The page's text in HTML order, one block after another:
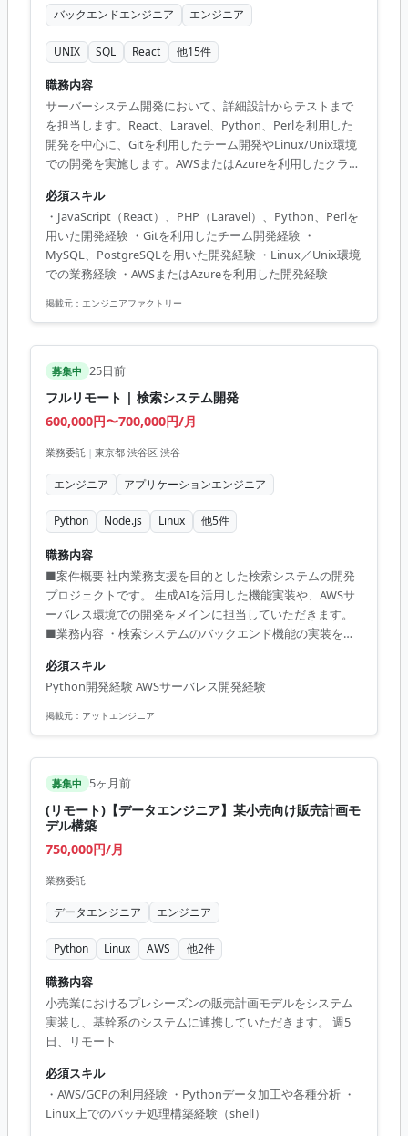
バックエンドエンジニア エンジニア
UNIX SQL React 他15件
職務内容
サーバーシステム開発において、詳細設計からテストまで
を担当します。React、Laravel、Python、Perlを利用した
開発を中心に、Gitを利用したチーム開発やLinux/Unix環境
での開発を実施します。AWSまたはAzureを利用したクラウ
言語：JavaScript、PHP、Python、Perl、Node.js ・フレー
ムワーク：React、Laravel ・インフラ：AWS、Azure ・デ
ータベース：MySQL、PostgreSQL、DynamoDB ・OS：
Linux、Unix ・構成管理：Ansible ・バージョン管理：Git
必須スキル
・JavaScript（React）、PHP（Laravel）、Python、Perlを
用いた開発経験 ・Gitを利用したチーム開発経験 ・
MySQL、PostgreSQLを用いた開発経験 ・Linux／Unix環境
での業務経験 ・AWSまたはAzureを利用した開発経験
掲載元： エンジニアファクトリー
募集中 25日前
フルリモート | 検索システム開発
600,000円〜700,000円/月
業務委託 | 東京都 渋谷区 渋谷
エンジニア アプリケーションエンジニア
Python Node.js Linux 他5件
職務内容
■案件概要 社内業務支援を目的とした検索システムの開発
プロジェクトです。 生成AIを活用した機能実装や、AWSサ
ーバレス環境での開発をメインに担当していただきます。
■業務内容 ・検索システムのバックエンド機能の実装を行
ます。 ・AWS環境におけるクラウド構築および運用を担当
します。 ・フロントエンドとの連携を含めた機能開発を行
います。 ■開発環境 Python, AWS(Lambda, API Gateway,
必須スキル
Python開発経験 AWSサーバレス開発経験
掲載元： アットエンジニア
募集中 5ヶ月前
(リモート)【データエンジニア】某小売向け販売計画モ
デル構築
750,000円/月
業務委託
データエンジニア エンジニア
Python Linux AWS 他2件
職務内容
小売業におけるプレシーズンの販売計画モデルをシステム
実装し、基幹系のシステムに連携していただきます。 週5
日、リモート
必須スキル
・AWS/GCPの利用経験 ・Pythonデータ加工や各種分析 ・
Linux上でのバッチ処理構築経験（shell）